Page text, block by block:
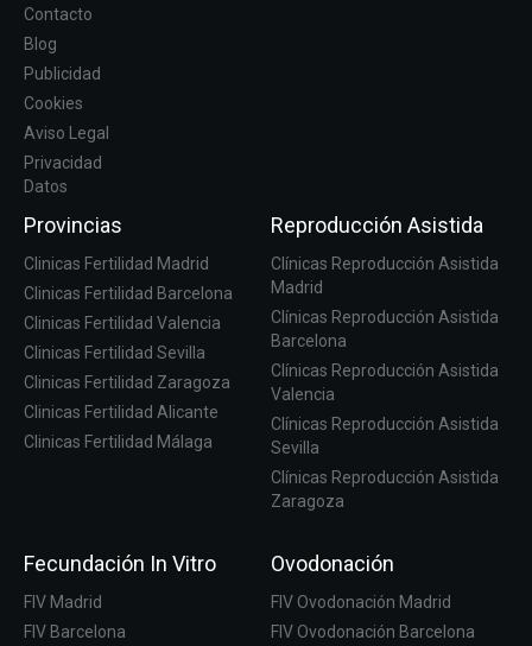
Contacto
Blog
Publicidad
Cookies
Aviso Legal
Privacidad
Datos
Provincias
Clinicas Fertilidad Madrid
Clinicas Fertilidad Barcelona
Clinicas Fertilidad Valencia
Clinicas Fertilidad Sevilla
Clinicas Fertilidad Zaragoza
Clinicas Fertilidad Alicante
Clinicas Fertilidad Málaga
Reproducción Asistida
Clínicas Reproducción Asistida
Madrid
Clínicas Reproducción Asistida
Barcelona
Clínicas Reproducción Asistida
Valencia
Clínicas Reproducción Asistida
Sevilla
Clínicas Reproducción Asistida
Zaragoza
Fecundación In Vitro
FIV Madrid
FIV Barcelona
Ovodonación
FIV Ovodonación Madrid
FIV Ovodonación Barcelona